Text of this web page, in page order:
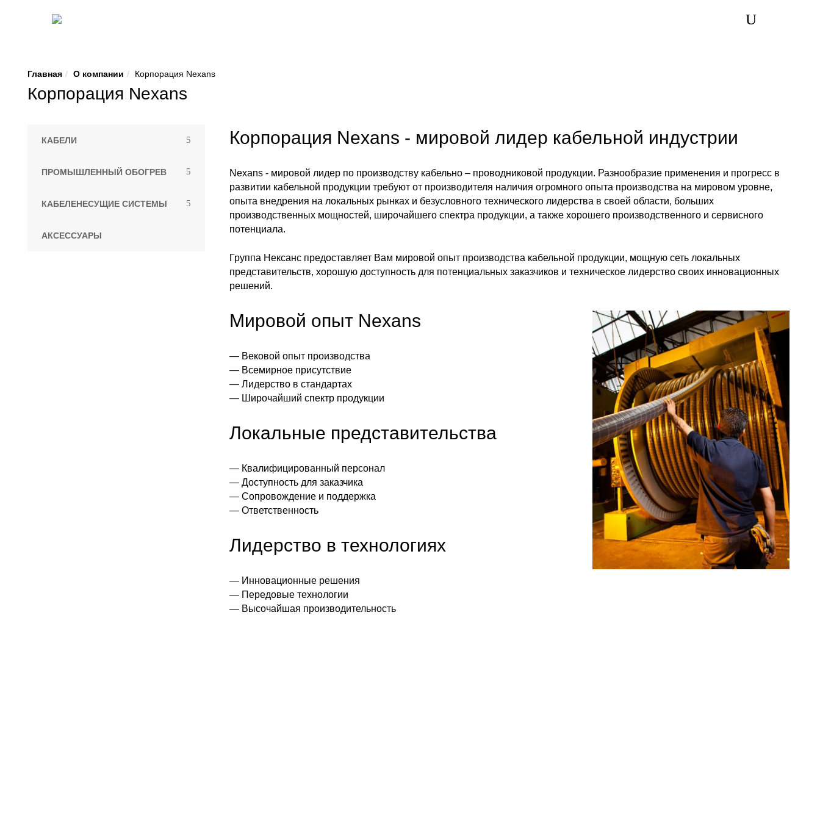
Главная О компании Корпорация Nexans
Корпорация Nexans
КАБЕЛИ
ПРОМЫШЛЕННЫЙ ОБОГРЕВ
КАБЕЛЕНЕСУЩИЕ СИСТЕМЫ
АКСЕССУАРЫ
Корпорация Nexans - мировой лидер кабельной индустрии
Nexans - мировой лидер по производству кабельно – проводниковой продукции. Разнообразие применения и прогресс в
развитии кабельной продукции требуют от производителя наличия огромного опыта производства на мировом уровне,
опыта внедрения на локальных рынках и безусловного технического лидерства в своей области, больших
производственных мощностей, широчайшего спектра продукции, а также хорошего производственного и сервисного
потенциала.
Группа Нексанс предоставляет Вам мировой опыт производства кабельной продукции, мощную сеть локальных
представительств, хорошую доступность для потенциальных заказчиков и техническое лидерство своих инновационных
решений.
Мировой опыт Nexans
— Вековой опыт производства
— Всемирное присутствие
— Лидерство в стандартах
— Широчайший спектр продукции
Локальные представительства
— Квалифицированный персонал
— Доступность для заказчика
— Сопровождение и поддержка
— Ответственность
Лидерство в технологиях
— Инновационные решения
— Передовые технологии
— Высочайшая производительность